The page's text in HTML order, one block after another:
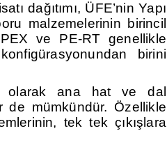
dağıtımı, ÜFE’nin Yapı
malzemelerinin birincil
ve PE-RT genellikle
birini
olarak ana hat ve dal
de mümkündür. Özellikle
tek tek çıkışlara